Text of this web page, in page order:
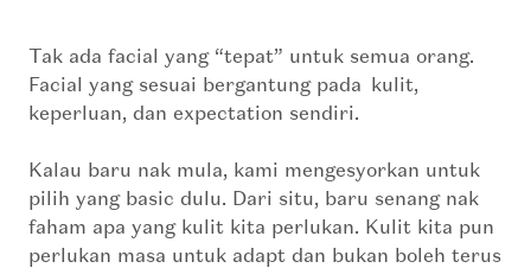
Tak ada facial yang “tepat” untuk semua orang.
Facial yang sesuai bergantung pada kulit,
keperluan, dan expectation sendiri.
Kalau baru nak mula, kami mengesyorkan untuk
pilih yang basic dulu. Dari situ, baru senang nak
faham apa yang kulit kita perlukan. Kulit kita pun
perlukan masa untuk adapt dan bukan boleh terus